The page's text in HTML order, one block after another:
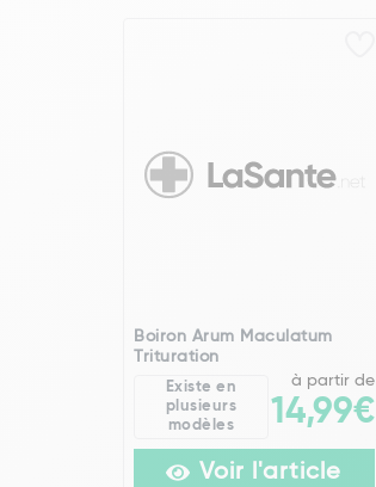
Boiron Arum Maculatum
Trituration
Existe en
plusieurs
modèles
à partir de
14,99€
Voir l'article